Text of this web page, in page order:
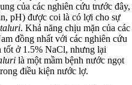
của các nghiên cứu trước đây,
pH) được coi là có lợi cho sự
. Khả năng chịu mặn của các
đồng nhất với các nghiên cứu
ở 1.5% NaCl, nhưng lại
là một mầm bệnh nước ngọt
điều kiện nước lợ.